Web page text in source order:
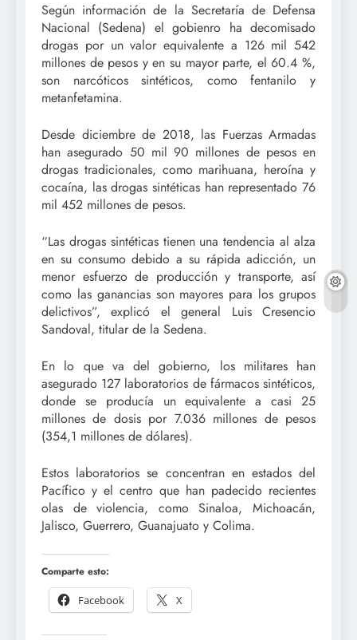
Según información de la Secretaría de Defensa
Nacional (Sedena) el gobienro ha decomisado
drogas por un valor equivalente a 126 mil 542
millones de pesos y en su mayor parte, el 60.4 %,
son narcóticos sintéticos, como fentanilo y
metanfetamina.
Desde diciembre de 2018, las Fuerzas Armadas
han asegurado 50 mil 90 millones de pesos en
drogas tradicionales, como marihuana, heroína y
cocaína, las drogas sintéticas han representado 76
mil 452 millones de pesos.
“Las drogas sintéticas tienen una tendencia al alza
en su consumo debido a su rápida adicción, un
menor esfuerzo de producción y transporte, así
como las ganancias son mayores para los grupos
delictivos”, explicó el general Luis Cresencio
Sandoval, titular de la Sedena.
En lo que va del gobierno, los militares han
asegurado 127 laboratorios de fármacos sintéticos,
donde se producía un equivalente a casi 25
millones de dosis por 7.036 millones de pesos
(354,1 millones de dólares).
Estos laboratorios se concentran en estados del
Pacífico y el centro que han padecido recientes
olas de violencia, como Sinaloa, Michoacán,
Jalisco, Guerrero, Guanajuato y Colima.
Comparte esto:
Facebook
X